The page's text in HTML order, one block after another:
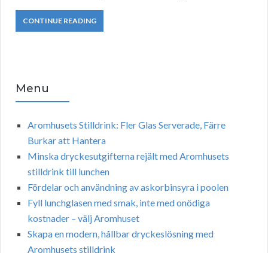
CONTINUE READING
Menu
Aromhusets Stilldrink: Fler Glas Serverade, Färre
Burkar att Hantera
Minska dryckesutgifterna rejält med Aromhusets
stilldrink till lunchen
Fördelar och användning av askorbinsyra i poolen
Fyll lunchglasen med smak, inte med onödiga
kostnader – välj Aromhuset
Skapa en modern, hållbar dryckeslösning med
Aromhusets stilldrink